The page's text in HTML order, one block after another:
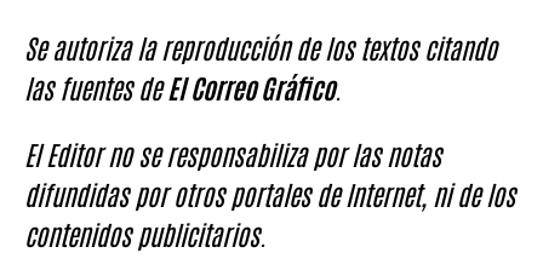
Se autoriza la reproducción de los textos citando
las fuentes deEl Correo Gráfico.
El Editor no se responsabiliza por las notas
difundidas por otros portales de Internet, ni de los
contenidos publicitarios.